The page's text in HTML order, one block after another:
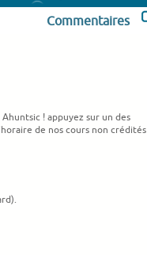
Commentaires
! appuyez sur un des
de nos cours non crédités